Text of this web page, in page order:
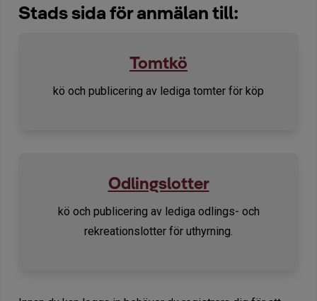
Stads sida för anmälan till:
Tomtkö
kö och publicering av lediga tomter för köp
Odlingslotter
kö och publicering av lediga odlings- och
rekreationslotter för uthyrning.